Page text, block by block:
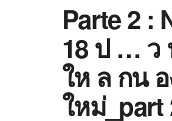
Parte 2 :
18 ป … ว
ให ล กน
ใหม่_part